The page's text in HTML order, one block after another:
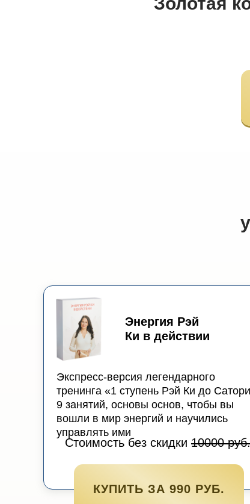
Энергия Рэй
Ки в действии
Экспресс-версия легендарного
тренинга «1 ступень Рэй Ки до
9 занятий, основы основ, чтобы вы
вошли в мир энергий и научились
управлять ими
Стоимость без скидки 10000 руб.
КУПИТЬ ЗА 990 РУБ.